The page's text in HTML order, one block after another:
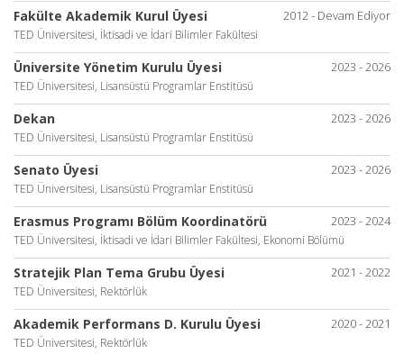
2012 - Devam Ediyor
Fakülte Akademik Kurul Üyesi
TED Üniversitesi, İktisadi ve İdari Bilimler Fakültesi
2023 - 2026
Üniversite Yönetim Kurulu Üyesi
TED Üniversitesi, Lisansüstü Programlar Enstitüsü
2023 - 2026
Dekan
TED Üniversitesi, Lisansüstü Programlar Enstitüsü
2023 - 2026
Senato Üyesi
TED Üniversitesi, Lisansüstü Programlar Enstitüsü
2023 - 2024
Erasmus Programı Bölüm Koordinatörü
TED Üniversitesi, İktisadi ve İdari Bilimler Fakültesi, Ekonomi Bölümü
2021 - 2022
Stratejik Plan Tema Grubu Üyesi
TED Üniversitesi, Rektörlük
2020 - 2021
Akademik Performans D. Kurulu Üyesi
TED Üniversitesi, Rektörlük